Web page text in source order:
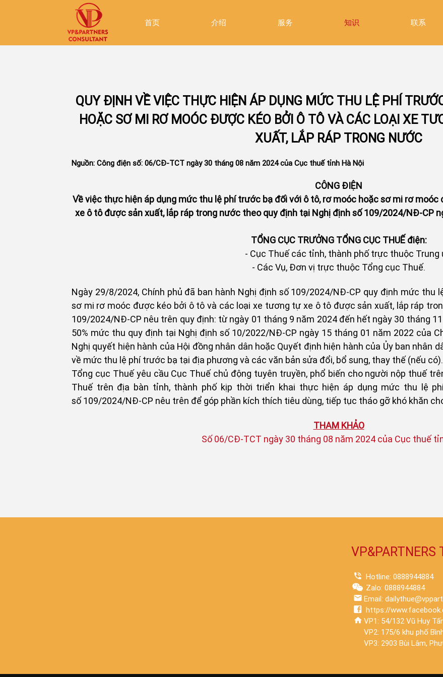
首页 介绍 服务 知识 联系
QUY ĐỊNH VỀ VIỆC THỰC HIỆN ÁP DỤNG MỨC THU LỆ PHÍ
HOẶC SƠ MI RƠ MOÓC ĐƯỢC KÉO BỞI Ô TÔ VÀ CÁC LOẠI XE
XUẤT, LẮP RÁP TRONG NƯỚC
Nguồn: Công điện số: 06/CĐ-TCT ngày 30 tháng 08 năm 2024 của Cục thuế tỉnh Hà Nội
CÔNG ĐIỆN
Về việc thực hiện áp dụng mức thu lệ phí trước bạ đối với ô tô, rơ moóc hoặc sơ mi rơ
xe ô tô được sản xuất, lắp ráp trong nước theo quy định tại Nghị định số 109/2024/NĐ-CP
TỔNG CỤC TRƯỞNG TỔNG CỤC THUẾ điện:
- Cục Thuế các tỉnh, thành phố trực thuộc Trung
- Các Vụ, Đơn vị trực thuộc Tổng cục Thuế.
Ngày 29/8/2024, Chính phủ đã ban hành Nghị định số 109/2024/NĐ-CP quy định mức thu
sơ mi rơ moóc được kéo bởi ô tô và các loại xe tương tự xe ô tô được sản xuất, lắp ráp
109/2024/NĐ-CP nêu trên quy định: từ ngày 01 tháng 9 năm 2024 đến hết ngày 30 tháng
50% mức thu quy định tại Nghị định số 10/2022/NĐ-CP ngày 15 tháng 01 năm 2022 của
Nghị quyết hiện hành của Hội đồng nhân dân hoặc Quyết định hiện hành của Ủy ban nhân
về mức thu lệ phí trước bạ tại địa phương và các văn bản sửa đổi, bổ sung, thay thế (nếu có).
Tổng cục Thuế yêu cầu Cục Thuế chủ động tuyên truyền, phổ biến cho người nộp thuế
Thuế trên địa bàn tỉnh, thành phố kịp thời triển khai thực hiện áp dụng mức thu lệ
số 109/2024/NĐ-CP nêu trên để góp phần kích thích tiêu dùng, tiếp tục tháo gỡ khó khăn
THAM KHẢO
Số 06/CĐ-TCT ngày 30 tháng 08 năm 2024 của Cục thuế
VP&PARTNERS
Hotline: 0888944884
Zalo: 0888944884
Email:
https://
VP1: 54/132 Vũ Huy
VP2: 175/6 khu phố
VP3: 2903 Bùi Lâm,